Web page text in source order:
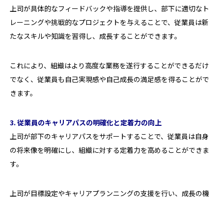
上司が具体的なフィードバックや指導を提供し、部下に適切なト
レーニングや挑戦的なプロジェクトを与えることで、従業員は新
たなスキルや知識を習得し、成長することができます。
これにより、組織はより高度な業務を遂行することができるだけ
でなく、従業員も自己実現感や自己成長の満足感を得ることがで
きます。
3. 従業員のキャリアパスの明確化と定着力の向上
上司が部下のキャリアパスをサポートすることで、従業員は自身
の将来像を明確にし、組織に対する定着力を高めることができま
す。
上司が目標設定やキャリアプランニングの支援を行い、成長の機